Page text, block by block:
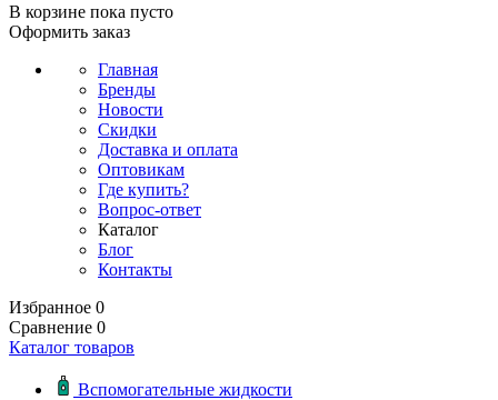
В корзине пока пусто
Оформить заказ
Главная
Бренды
Новости
Скидки
Доставка и оплата
Оптовикам
Где купить?
Вопрос-ответ
Каталог
Блог
Контакты
Избранное 0
Сравнение 0
Каталог товаров
Вспомогательные жидкости